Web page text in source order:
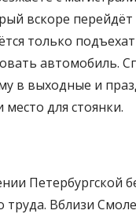
вскоре
только
автомобиль.
в выходные и
для стоянки.
Петербургской
труда. Вблизи